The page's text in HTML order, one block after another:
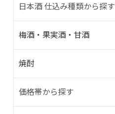
日本酒 仕込み種類から探す
梅酒・果実酒・甘酒
焼酎
価格帯から探す